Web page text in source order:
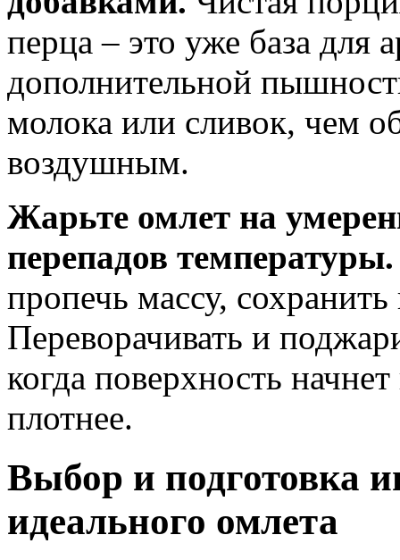
перца – это уже база для
дополнительной
молока или сливок, чем
воздушным.
Жарьте омлет на
перепадов температуры.
пропечь массу,
Переворачивать и
когда поверхность
плотнее.
Выбор и подготовка
идеального омлета